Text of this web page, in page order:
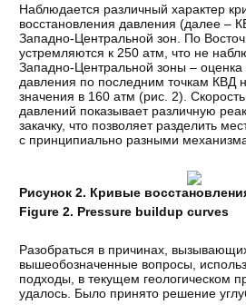
Наблюдается различный характер
восстановления давления (далее –
Западно-Центральной зон. По
устремляются к 250 атм, что не
Западно-Центральной зоны – оценка
давления по последним точкам КВД
значения в 160 атм (рис. 2).
давлений показывает различную
закачку, что позволяет разделить
с принципиально разными
Рисунок 2. Кривые
Figure 2. Pressure buildup curves
Разобраться в причинах,
вышеобозначенные вопросы,
подходы, в текущем геологическом
удалось. Было принято решение